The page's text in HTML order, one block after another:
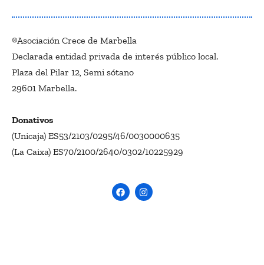
®Asociación Crece de Marbella
Declarada entidad privada de interés público local.
Plaza del Pilar 12, Semi sótano
29601 Marbella.
Donativos
(Unicaja) ES53/2103/0295/46/0030000635
(La Caixa) ES70/2100/2640/0302/10225929